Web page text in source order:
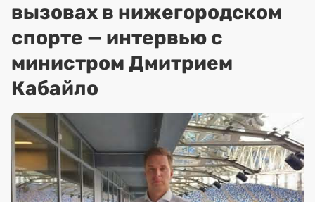
вызовах в нижегородском
спорте — интервью с
министром Дмитрием
Кабайло